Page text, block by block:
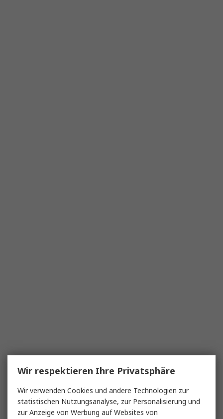
Wir respektieren Ihre Privatsphäre
Wir verwenden Cookies und andere Technologien zur
statistischen Nutzungsanalyse, zur Personalisierung und
zur Anzeige von Werbung auf Websites von